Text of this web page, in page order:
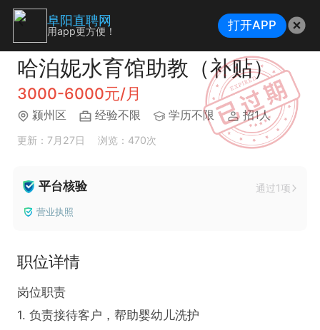
哈泊妮水育馆助教（补贴）
3000-6000元/月
颍州区 经验不限 学历不限 招1人
更新：7月27日 浏览：470次
平台核验 通过1项
营业执照
职位详情
岗位职责
1. 负责接待客户，帮助婴幼儿洗护
阜阳直聘网
用app更方便！ 打开APP